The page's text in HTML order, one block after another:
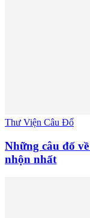
Thư Viện Câu Đố
Những câu đố
nhộn nhất